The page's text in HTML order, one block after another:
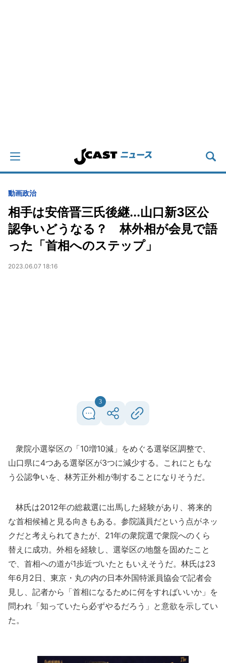
動画政治
相手は安倍晋三氏後継...山口新3区公
認争いどうなる？ 林外相が会見で語
った「首相へのステップ」
2023.06.07 18:16
3
衆院小選挙区の「10増10減」をめぐる選挙区調整で、
山口県に4つある選挙区が3つに減少する。これにともな
う公認争いを、林芳正外相が制することになりそうだ。
林氏は2012年の総裁選に出馬した経験があり、将来的
な首相候補と見る向きもある。参院議員だという点がネッ
クだと考えられてきたが、21年の衆院選で衆院へのくら
替えに成功。外相を経験し、選挙区の地盤を固めたこと
で、首相への道が1歩近づいたともいえそうだ。林氏は23
年6月2日、東京・丸の内の日本外国特派員協会で記者会
見し、記者から「首相になるために何をすればいいか」を
問われ「知っていたら必ずやるだろう」と意欲を示してい
た。